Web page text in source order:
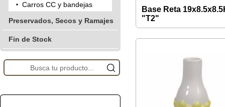
Carros CC y bandejas
Preservados, Secos y Ramajes
Fin de Stock
Base Reta
"T2"